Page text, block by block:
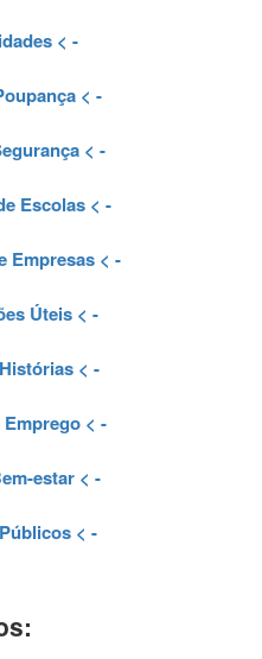
< -
< -
< -
Escolas < -
Empresas< -
Úteis< -
< -
< -
estar < -
< -